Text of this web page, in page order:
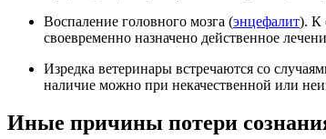
Воспаление головного мозга (энцефалит). К
своевременно назначено действенное
Изредка ветеринары встречаются со
наличие можно при некачественной или
Иные причины потери